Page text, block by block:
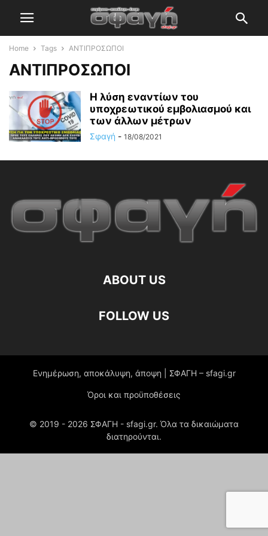
Home Tags ΑΝΤΙΠΡΟΣΩΠΟΙ
ΑΝΤΙΠΡΟΣΩΠΟΙ
Η λύση εναντίων του
υποχρεωτικού εμβολιασμού και
των άλλων μέτρων
Σφαγή - 18/08/2021
ABOUT US
FOLLOW US
Ενημέρωση, αποκάλυψη, άποψη | ΣΦΑΓΗ – sfagi.gr
Όροι και προϋποθέσεις
© 2019 - 2026 ΣΦΑΓΗ - sfagi.gr. Όλα τα δικαιώματα
διατηρούνται.